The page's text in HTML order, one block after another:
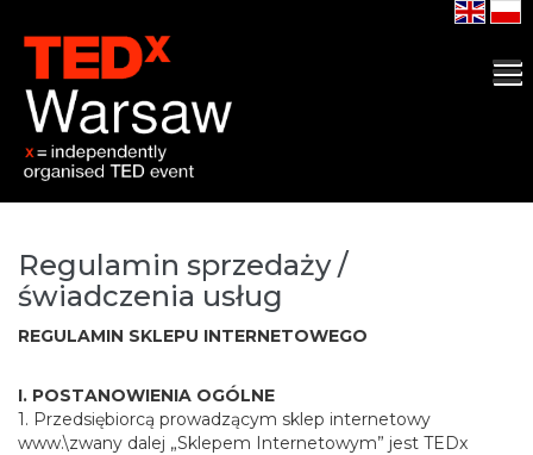
Czym jest TEDxWarsaw?
Regulamin sprzedaży /
świadczenia usług
REGULAMIN SKLEPU INTERNETOWEGO
I. POSTANOWIENIA OGÓLNE
1. Przedsiębiorcą prowadzącym sklep internetowy
www.\zwany dalej „Sklepem Internetowym” jest TEDx